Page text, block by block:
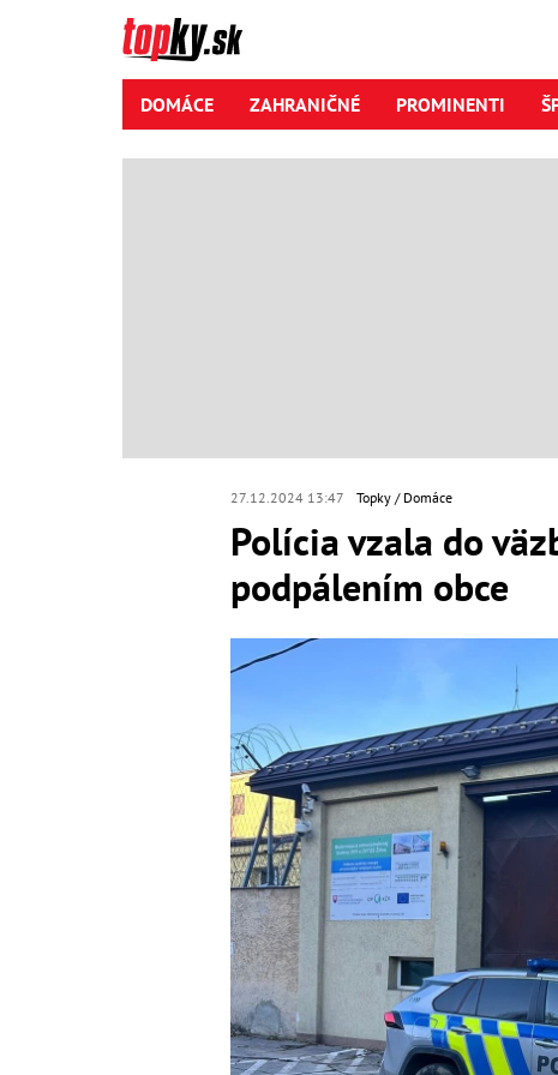
DOMÁCE ZAHRANIČNÉ PROMINENTI
27.12.2024 13:47 Topky Domáce
Polícia vzala do
podpálením obce